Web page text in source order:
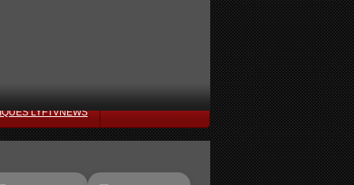
LYFTVNEWS